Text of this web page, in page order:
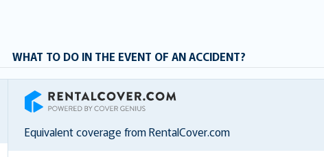
WHAT TO DO IN THE EVENT OF AN ACCIDENT?
RentalCover
Equivalent coverage from RentalCover.com